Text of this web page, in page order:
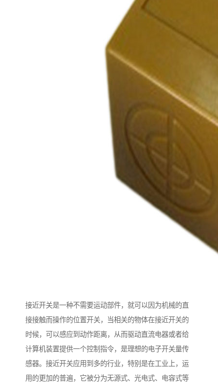
接近开关是一种不需要运动部件，就可以因为机械的直
接接触而操作的位置开关，当相关的物体在接近开关的
时候，可以感应到动作距离，从而驱动直流电器或者给
计算机装置提供一个控制指令，是理想的电子开关量传
感器。接近开关应用到多的行业，特别是在工业上，运
用的更加的普遍，它被分为无源式、光电式、电容式等